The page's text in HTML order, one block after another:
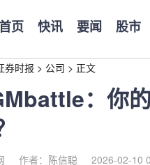
首页 快讯 要闻 股市
券时报 > 公司 > 正文
：你
作者：陈信聪 2026-02-10